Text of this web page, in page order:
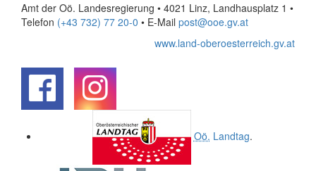
Amt der Oö. Landesregierung • 4021 Linz, Landhausplatz 1 •
Telefon (+43 732) 77 20-0 • E-Mail post@ooe.gv.at
www.land-oberoesterreich.gv.at
Oö. Landtag.